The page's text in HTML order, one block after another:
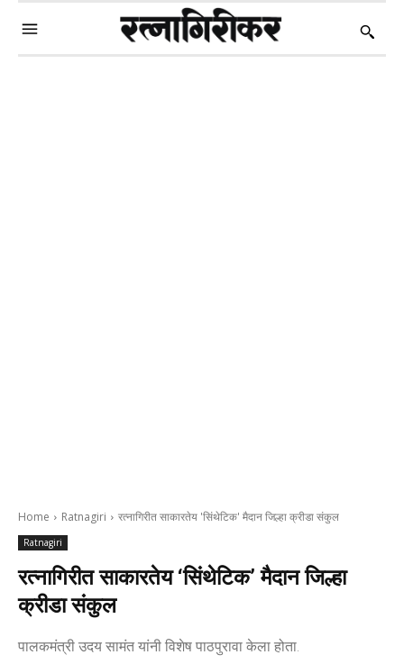
Home Ratnagiri रत्नागिरीत साकारतेय 'सिंथेटिक' मैदान जिल्हा क्रीडा संकुल
Ratnagiri
रत्नागिरीत साकारतेय ‘सिंथेटिक’ मैदान जिल्हा
क्रीडा संकुल
पालकमंत्री उदय सामंत यांनी विशेष पाठपुरावा केला होता.